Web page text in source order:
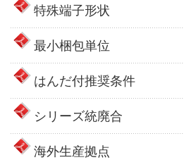
特殊端子形状
最小梱包単位
はんだ付推奨条件
シリーズ統廃合
海外生産拠点